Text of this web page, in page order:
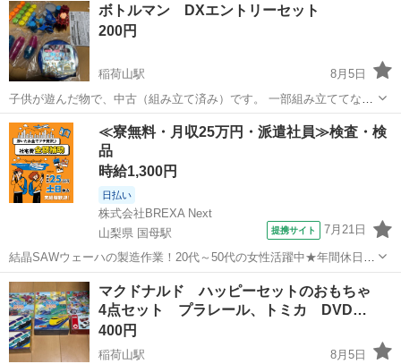
ボトルマン DXエントリーセット
200円
稲荷山駅
8月5日
子供が遊んだ物で、中古（組み立て済み）です。 一部組み立ててない
パーツもあります。 全て揃っているか分かりませんが、遊べます。 ペ
ットボトルのキャップを飛ばして、的に当てたりして遊ぶ物です。 千
曲市のコメリ更埴店駐車場に...
長野 千曲市 稲荷山駅 パズル コメリ
≪寮無料・月収25万円・派遣社員≫検査・検
品
時給1,300円
日払い
株式会社BREXA Next
山梨県 国母駅
提携サイト 7月21日
結晶SAWウェーハの製造作業！20代～50代の女性活躍中★年間休日
120日＆土日祝休み！クリーンルーム内でのお仕事！日払い制度利用可
◎正社員登用制度あり！マイカー通勤可！《山梨県中巨摩郡昭和町》
人気の工場のお仕事 ◇結晶...
山梨 国母駅 その他
マクドナルド ハッピーセットのおもちゃ
4点セット プラレール、トミカ DVD…
400円
稲荷山駅
8月5日